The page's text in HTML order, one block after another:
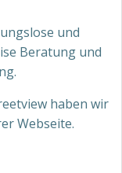
und
Beratung und
haben wir
Webseite.